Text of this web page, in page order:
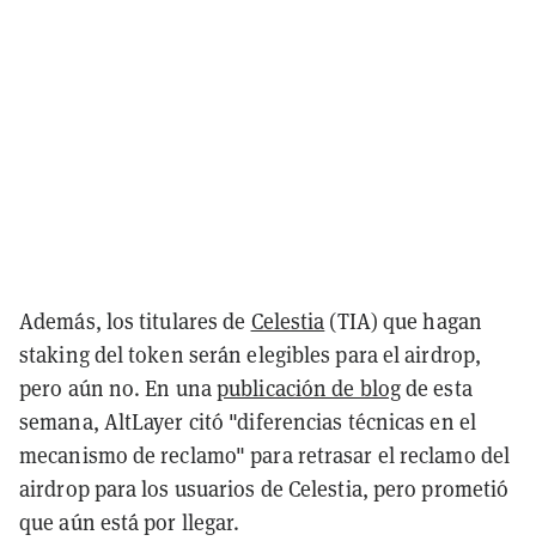
Además, los titulares de Celestia (TIA) que hagan
staking del token serán elegibles para el airdrop,
pero aún no. En unapublicación de blogde esta
semana, AltLayer citó "diferencias técnicas en el
mecanismo de reclamo" para retrasar el reclamo del
airdrop para los usuarios de Celestia, pero prometió
que aún está por llegar.